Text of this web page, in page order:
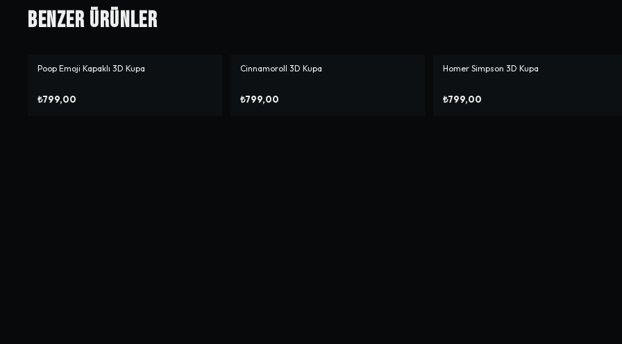
Benzer Ürünler
Poop Emoji Kapaklı 3D Kupa
₺799,00
Cinnamoroll 3D Kupa
₺799,00
Homer Simpson 3D Kupa
₺799,00